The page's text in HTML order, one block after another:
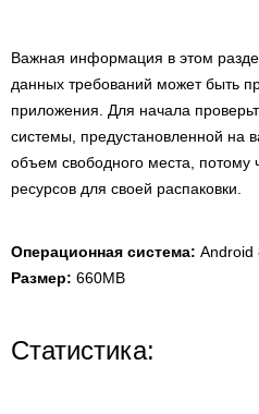
Важная информация в этом
данных требований может быть
приложения. Для начала
системы, предустановленной на
объем свободного места, потому
ресурсов для своей распаковки.
Операционная система: Android
Размер: 660MB
Статистика: